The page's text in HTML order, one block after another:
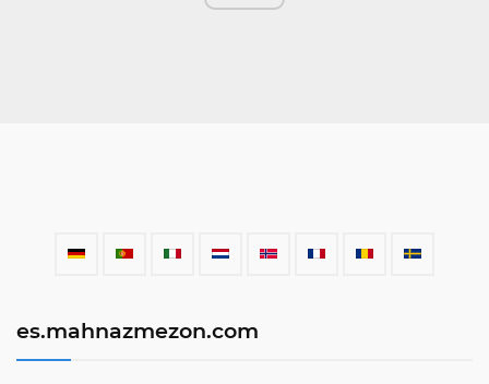
es.mahnazmezon.com